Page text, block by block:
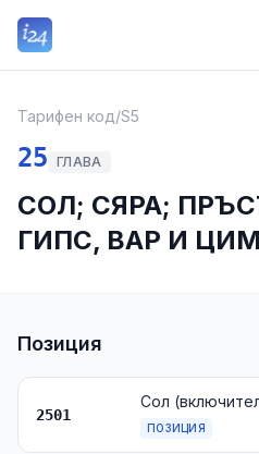
Тарифен код/S5
25 ГЛАВА
СОЛ; СЯРА;
ГИПС, ВАР И
Позиция
2501
ПОЗИЦИЯ